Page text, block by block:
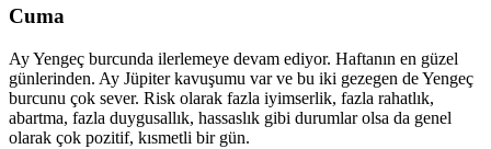
Cuma
Ay Yengeç burcunda ilerlemeye devam ediyor. Haftanın en güzel
günlerinden. Ay Jüpiter kavuşumu var ve bu iki gezegen de Yengeç
burcunu çok sever. Risk olarak fazla iyimserlik, fazla rahatlık,
abartma, fazla duygusallık, hassaslık gibi durumlar olsa da genel
olarak çok pozitif, kısmetli bir gün.